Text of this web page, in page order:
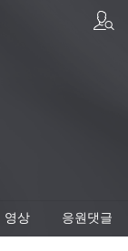
영상 응원댓글